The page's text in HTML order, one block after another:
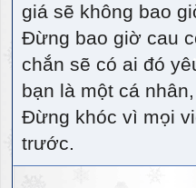
giá sẽ không bao
Đừng bao giờ cau
chắn sẽ có ai đó
bạn là một cá
Đừng khóc vì mọi
trước.